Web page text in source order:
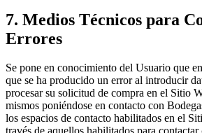
7. Medios Técnicos para
Errores
Se pone en conocimiento del Usuario que
que se ha producido un error al introducir
procesar su solicitud de compra en el Sitio
mismos poniéndose en contacto con
los espacios de contacto habilitados en el